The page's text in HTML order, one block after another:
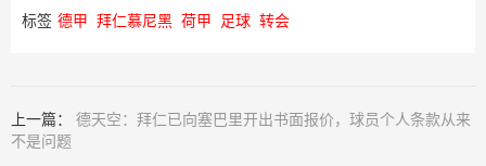
标签 德甲 拜仁慕尼黑 荷甲 足球 转会
上一篇： 德天空：拜仁已向塞巴里开出书面报价，球员个人条款从来
不是问题